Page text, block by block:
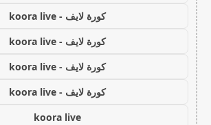
كورة لايف - koora live
كورة لايف - koora live
كورة لايف - koora live
كورة لايف - koora live
koora live